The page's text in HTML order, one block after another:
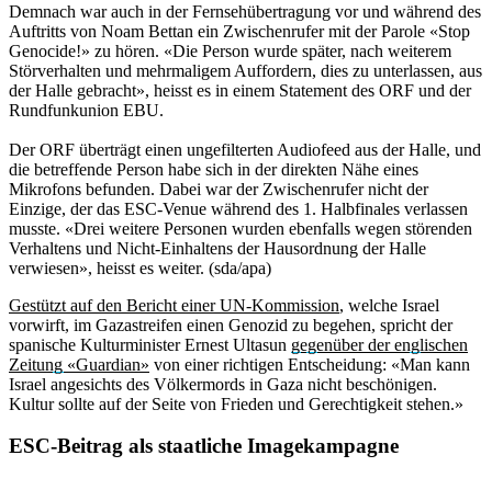
Demnach war auch in der Fernsehübertragung vor und während des
Auftritts von Noam Bettan ein Zwischenrufer mit der Parole «Stop
Genocide!» zu hören. «Die Person wurde später, nach weiterem
Störverhalten und mehrmaligem Auffordern, dies zu unterlassen, aus
der Halle gebracht», heisst es in einem Statement des ORF und der
Rundfunkunion EBU.
Der ORF überträgt einen ungefilterten Audiofeed aus der Halle, und
die betreffende Person habe sich in der direkten Nähe eines
Mikrofons befunden. Dabei war der Zwischenrufer nicht der
Einzige, der das ESC-Venue während des 1. Halbfinales verlassen
musste. «Drei weitere Personen wurden ebenfalls wegen störenden
Verhaltens und Nicht-Einhaltens der Hausordnung der Halle
verwiesen», heisst es weiter. (sda/apa)
Gestützt auf den Bericht einer UN-Kommission, welche Israel
vorwirft, im Gazastreifen einen Genozid zu begehen, spricht der
spanische Kulturminister Ernest Ultasun gegenüber der englischen
Zeitung «Guardian» von einer richtigen Entscheidung: «Man kann
Israel angesichts des Völkermords in Gaza nicht beschönigen.
Kultur sollte auf der Seite von Frieden und Gerechtigkeit stehen.»
ESC-Beitrag als staatliche Imagekampagne